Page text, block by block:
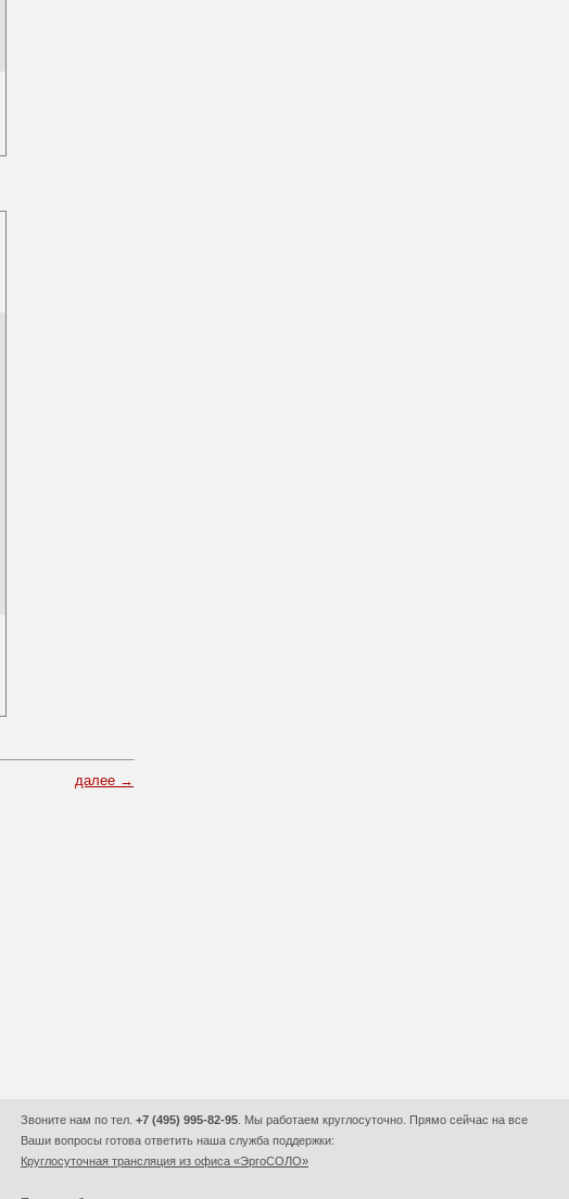
далее →
Звоните нам по тел. +7 (495) 995-82-95 . Мы работаем круглосуточно. Прямо сейчас на все
Ваши вопросы готова ответить наша служба поддержки:
Круглосуточная трансляция из офиса «ЭргоСОЛО»